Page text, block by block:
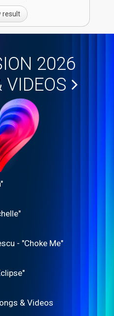
result
2026
VIDEOS
- "Choke Me"
& Videos